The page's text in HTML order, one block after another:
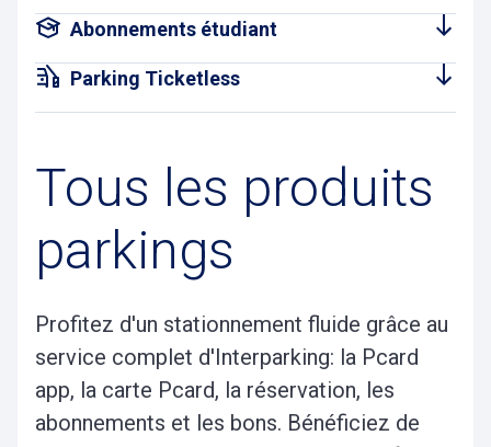
Abonnements étudiant
Parking Ticketless
Tous les produits
parkings
Profitez d'un stationnement fluide grâce au
service complet d'Interparking: la Pcard
app, la carte Pcard, la réservation, les
abonnements et les bons. Bénéficiez de